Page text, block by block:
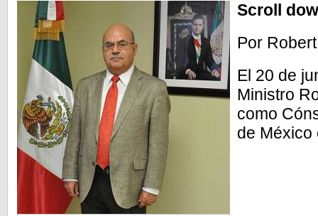
Scroll
Por
El 20 de
Ministro
como
de México